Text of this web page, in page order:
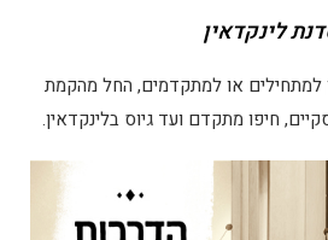
לינקדאין
למתחילים או למתקדמים, החל מהקמת
חיפו מתקדם ועד גיוס בלינקדאין.